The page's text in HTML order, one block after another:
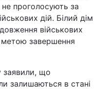
проголосують за
дій. Білий дім
військових
метою завершення
заявили, що
залишаються в стані